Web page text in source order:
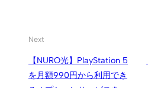
Next
【NURO光】PlayStation 5
を月額990円から利用でき